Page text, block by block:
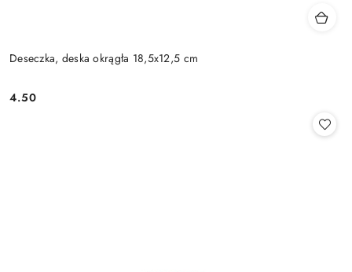
Deseczka, deska okrągła 18,5x12,5 cm
Cena:
4.50